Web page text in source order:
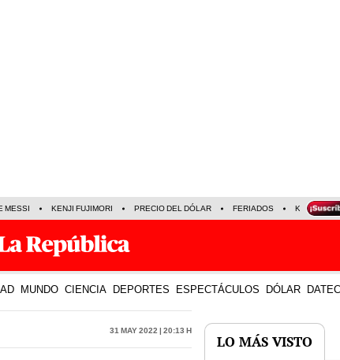
MESSI KENJI FUJIMORI PRECIO DEL DÓLAR FERIADOS KEIKO
MUNDO CIENCIA DEPORTES ESPECTÁCULOS DÓLAR DATEC
31 May 2022 | 20:13 h
LO MÁS VISTO